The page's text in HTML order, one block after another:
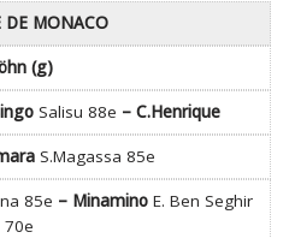
DE MONACO
(g)
Salisu 88e – C.Henrique
S.Magassa 85e
85e – Minamino E. Ben Seghir
70e